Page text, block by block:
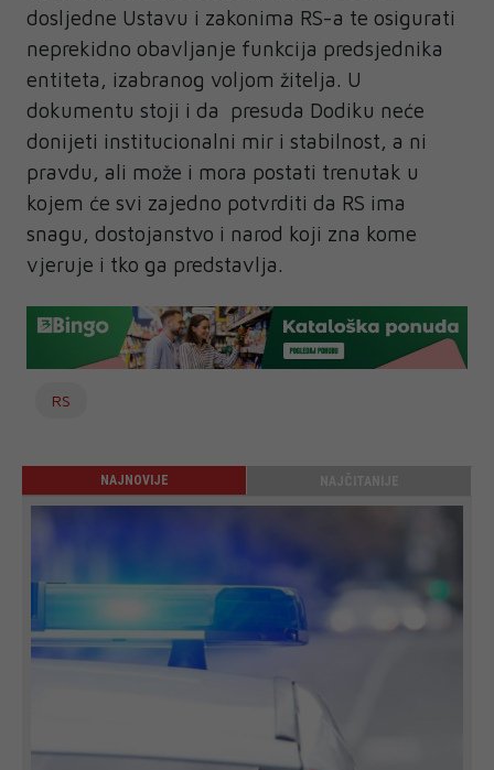
dosljedne Ustavu i zakonima RS-a te osigurati
neprekidno obavljanje funkcija predsjednika
entiteta, izabranog voljom žitelja. U
dokumentu stoji i da presuda Dodiku neće
donijeti institucionalni mir i stabilnost, a ni
pravdu, ali može i mora postati trenutak u
kojem će svi zajedno potvrditi da RS ima
snagu, dostojanstvo i narod koji zna kome
vjeruje i tko ga predstavlja.
RS
NAJNOVIJE